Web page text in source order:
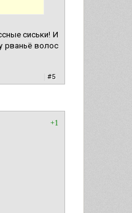
сиськи! И
рваньё волос
#5
+1